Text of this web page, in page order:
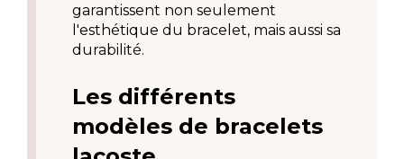
garantissent non seulement
l'esthétique du bracelet, mais aussi sa
durabilité.
Les différents
modèles de bracelets